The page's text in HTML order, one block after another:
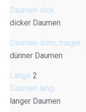
Daumen dick
dicker Daumen
Daumen dünn, mager
dünner Daumen
Länge 2
Daumen lang
langer Daumen